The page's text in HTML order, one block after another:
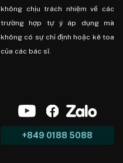
không chịu trách nhiệm về các
trường hợp tự ý áp dụng mà
không có sự chỉ định hoặc kê toa
của các bác sĩ.
+849 0188 5088